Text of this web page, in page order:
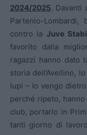
2024/2025. Davanti
Partenio-
contro la Juve
favorito dalla
ragazzi hanno dato
storia dell’Avellino,
lupi – Io vengo
perché ripeto,
club, portarlo in
tanti giorno di